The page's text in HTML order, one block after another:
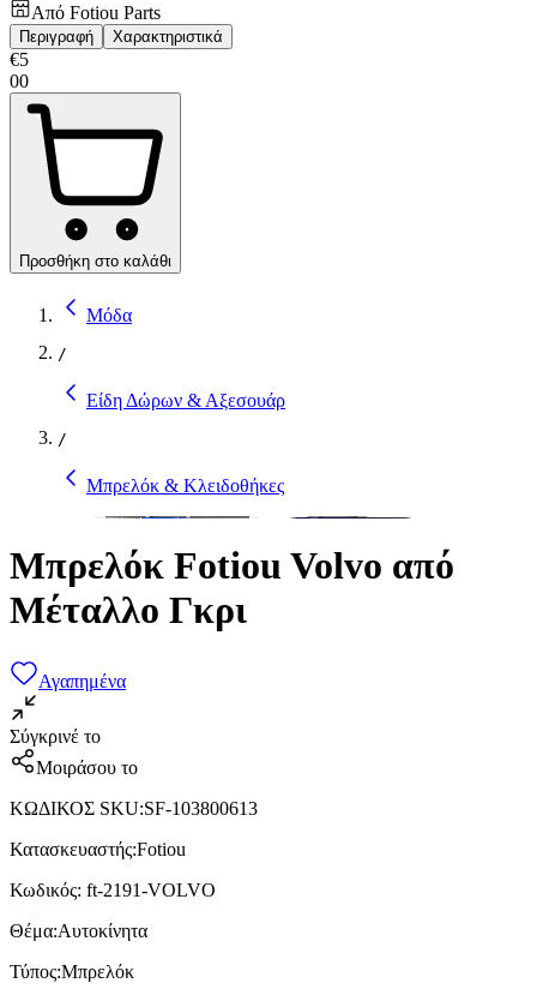
Από Fotiou Parts
Περιγραφή Χαρακτηριστικά
€5
00
Προσθήκη στο καλάθι
Μόδα
/
Είδη Δώρων & Αξεσουάρ
/
Μπρελόκ & Κλειδοθήκες
Μπρελόκ Fotiou Volvo από
Μέταλλο Γκρι
Αγαπημένα
Σύγκρινέ το
Μοιράσου το
ΚΩΔΙΚΟΣ SKU:SF-103800613
Κατασκευαστής:Fotiou
Κωδικός: ft-2191-VOLVO
Θέμα:Αυτοκίνητα
Τύπος:Μπρελόκ